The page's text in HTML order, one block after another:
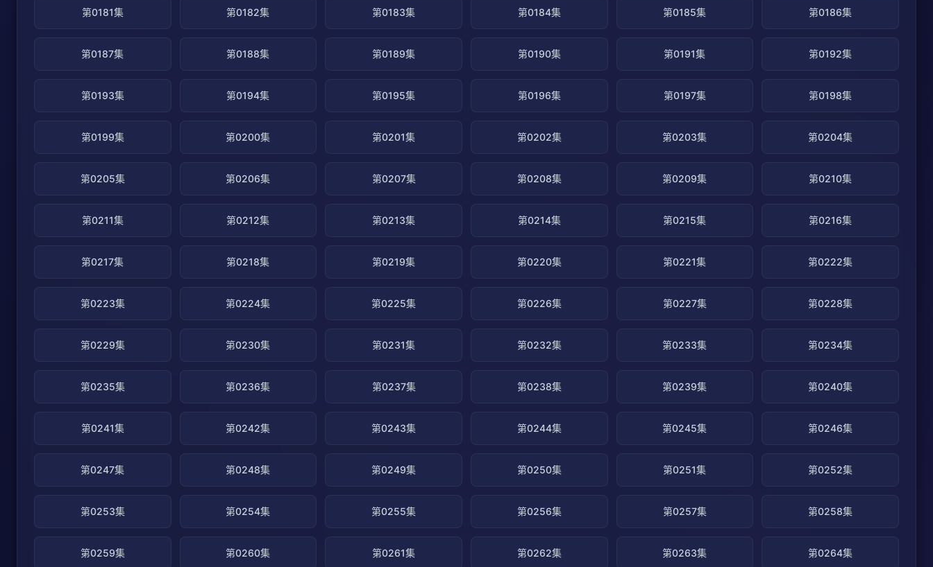
第0181集 第0182集 第0183集 第0184集 第0185集 第0186集
第0187集 第0188集 第0189集 第0190集 第0191集 第0192集
第0193集 第0194集 第0195集 第0196集 第0197集 第0198集
第0199集 第0200集 第0201集 第0202集 第0203集 第0204集
第0205集 第0206集 第0207集 第0208集 第0209集 第0210集
第0211集 第0212集 第0213集 第0214集 第0215集 第0216集
第0217集 第0218集 第0219集 第0220集 第0221集 第0222集
第0223集 第0224集 第0225集 第0226集 第0227集 第0228集
第0229集 第0230集 第0231集 第0232集 第0233集 第0234集
第0235集 第0236集 第0237集 第0238集 第0239集 第0240集
第0241集 第0242集 第0243集 第0244集 第0245集 第0246集
第0247集 第0248集 第0249集 第0250集 第0251集 第0252集
第0253集 第0254集 第0255集 第0256集 第0257集 第0258集
第0259集 第0260集 第0261集 第0262集 第0263集 第0264集